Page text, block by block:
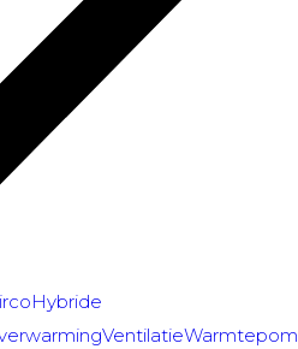
Hybride
Ventilatie